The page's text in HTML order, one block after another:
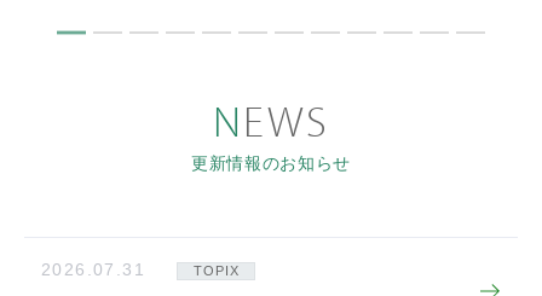
NEWS
更新情報のお知らせ
2026.07.31 TOPIX